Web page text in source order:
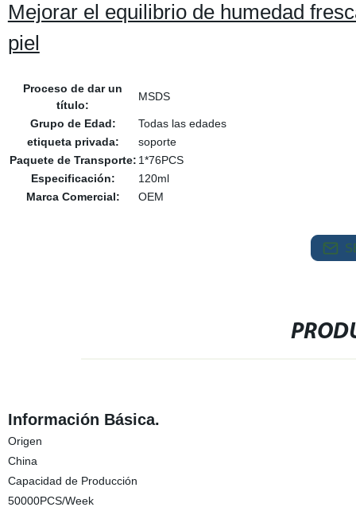
Mejorar el equilibrio de humedad
piel
Proceso de dar un
título:
MSDS
Grupo de Edad:
Todas las edades
etiqueta privada:
soporte
Paquete de Transporte: 1*76PCS
Especificación:
120ml
Marca Comercial:
OEM
Información Básica.
Origen
China
Capacidad de Producción
50000PCS/Week